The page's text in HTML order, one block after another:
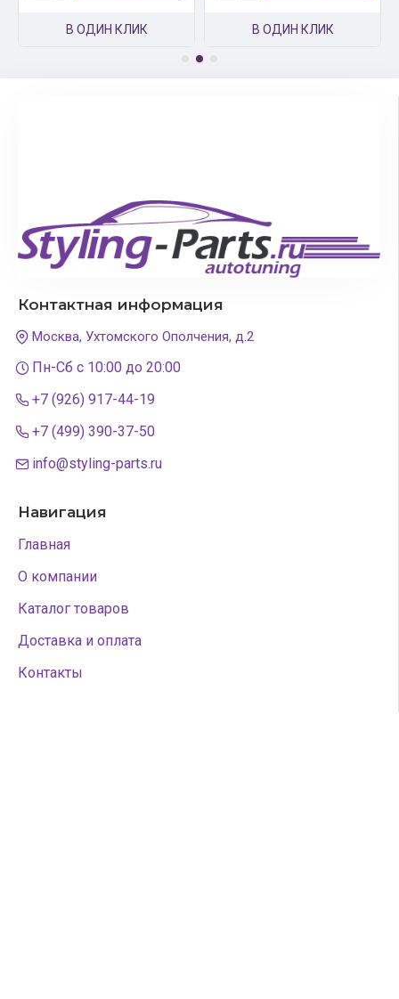
В ОДИН КЛИК В ОДИН КЛИК
Контактная информация
Москва, Ухтомского Ополчения, д.2
Пн-Сб с 10:00 до 20:00
+7 (926) 917-44-19
+7 (499) 390-37-50
info@styling-parts.ru
Навигация
Главная
О компании
Каталог товаров
Доставка и оплата
Контакты